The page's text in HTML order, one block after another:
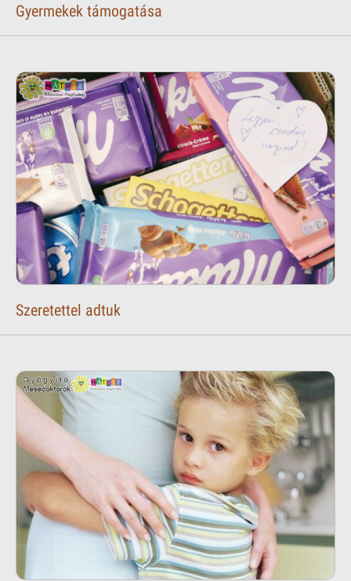
Gyermekek támogatása
Szeretettel adtuk